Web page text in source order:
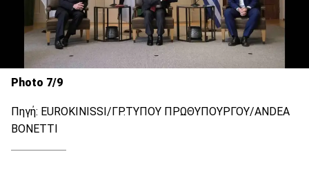
Photo 7/9
Πηγή: EUROKINISSI/ΓΡ.ΤΥΠΟΥ ΠΡΩΘΥΠΟΥΡΓΟΥ/ANDEA
BONETTΙ